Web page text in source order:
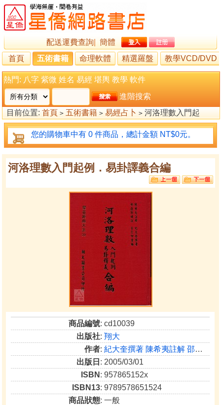
配送運費查詢
簡體
首頁
五術書籍 命理軟體 精選羅盤 教學VCD/DVD
熱門: 八字 紫微 姓名 易經 堪輿 教學 軟件
進階搜索
目前位置: 首頁 > 五術書籍 > 易經占卜 > 河洛理數入門起
例．易卦譯義合編
您的購物車中有 0 件商品，總計金額 NT$0元。
河洛理數入門起例．易卦譯義合編
商品編號: cd10039
出版社:翔大
作者:紀大奎撰著 陳希夷註解 邵康節補註 李崇仰重編
出版日 : 2005/03/01
ISBN : 957865152x
ISBN13: 9789578651524
商品狀態: 一般